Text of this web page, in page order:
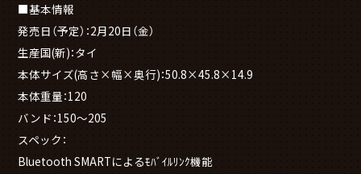
■基本情報
発売日（予定）：2月20日（金）
生産国(新)：タイ
本体サイズ(高さ×幅×奥行)：50.8×45.8×14.9
本体重量：120
バンド：150～205
スペック：
Bluetooth SMARTによるﾓﾊﾞｲﾙﾘﾝｸ機能